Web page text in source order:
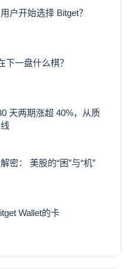
户开始选择 Bitget？
下一盘什么棋？
天两期涨超 40%，从质
密： 美股的“困”与“机”
Wallet的卡